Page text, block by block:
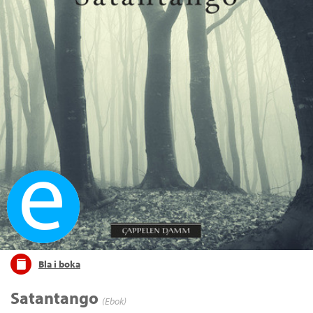
Ebok
Bla i boka
Satantango (Ebok)